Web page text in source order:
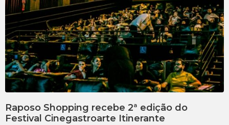
Raposo Shopping recebe 2ª edição do
Festival Cinegastroarte Itinerante